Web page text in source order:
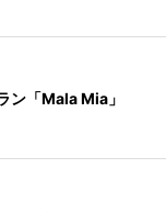
ン「Mala Mia」